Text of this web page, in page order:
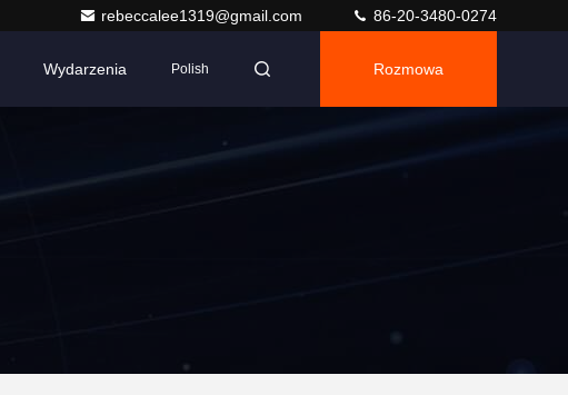
rebeccalee1319@gmail.com 86-20-3480-0274
Wydarzenia Polish Rozmowa